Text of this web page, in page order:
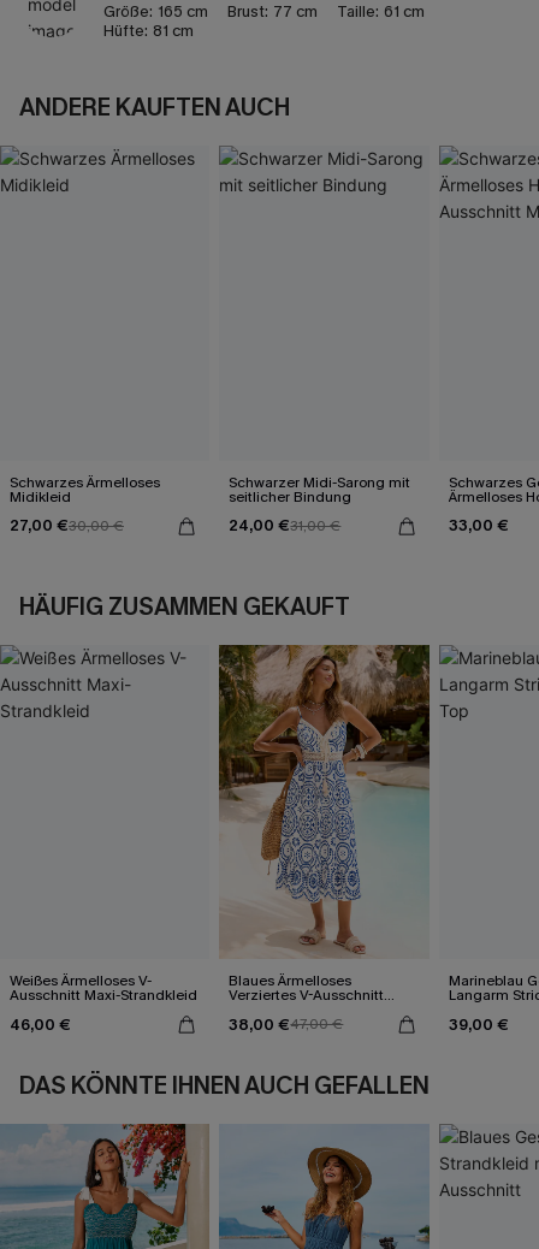
Größe: 165 cm Brust: 77 cm Taille: 61 cm
Hüfte: 81 cm
ANDERE KAUFTEN AUCH
Schwarzes Ärmelloses
Midikleid
27,00 €30,00 €
Schwarzer Midi-Sarong mit
seitlicher Bindung
24,00 €31,00 €
Schwarzes
Ärmelloses
33,00 €
HÄUFIG ZUSAMMEN GEKAUFT
Weißes Ärmelloses V-
Ausschnitt Maxi-Strandkleid
46,00 €
Blaues Ärmelloses
Verziertes V-Ausschnitt
38,00 €47,00 €
Marineblau
Langarm
39,00 €
DAS KÖNNTE IHNEN AUCH GEFALLEN